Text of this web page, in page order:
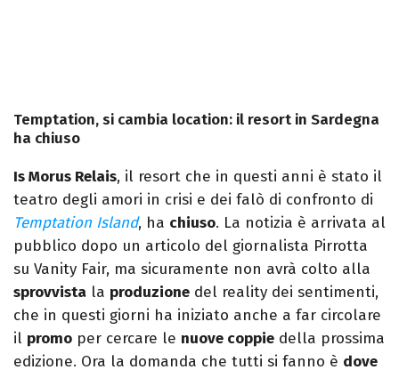
Temptation, si cambia location: il resort in Sardegna
ha chiuso
Is Morus Relais, il resort che in questi anni è stato il
teatro degli amori in crisi e dei falò di confronto di
Temptation Island, ha chiuso. La notizia è arrivata al
pubblico dopo un articolo del giornalista Pirrotta
su Vanity Fair, ma sicuramente non avrà colto alla
sprovvista la produzione del reality dei sentimenti,
che in questi giorni ha iniziato anche a far circolare
il promo per cercare le nuove coppie della prossima
edizione. Ora la domanda che tutti si fanno è dove